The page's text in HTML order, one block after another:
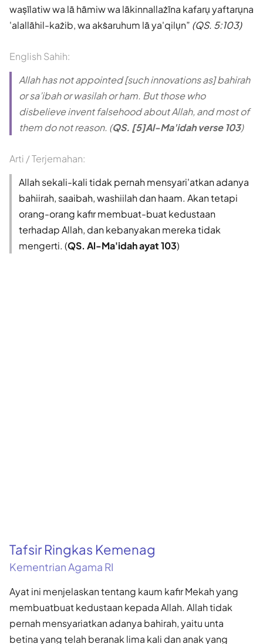
waṣīlatiw wa lā hāmiw wa lākinnallażīna kafarụ yaftarụna
'alallāhil-każib, wa akṡaruhum lā ya'qilụn (QS. 5:103)
English Sahih:
Allah has not appointed [such innovations as] bahirah
or sa’ibah or wasilah or ham. But those who
disbelieve invent falsehood about Allah, and most of
them do not reason. (QS. [5]Al-Ma'idah verse 103)
Arti / Terjemahan:
Allah sekali-kali tidak pernah mensyari'atkan adanya
bahiirah, saaibah, washiilah dan haam. Akan tetapi
orang-orang kafir membuat-buat kedustaan
terhadap Allah, dan kebanyakan mereka tidak
mengerti. (QS. Al-Ma'idah ayat 103)
Tafsir Ringkas Kemenag
Kementrian Agama RI
Ayat ini menjelaskan tentang kaum kafir Mekah yang
membuatbuat kedustaan kepada Allah. Allah tidak
pernah mensyariatkan adanya bahirah, yaitu unta
betina yang telah beranak lima kali dan anak yang